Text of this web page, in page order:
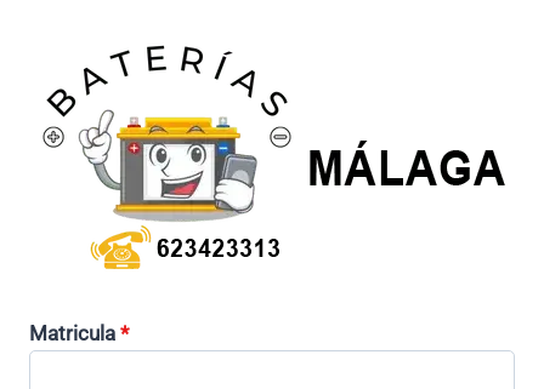
Matricula *